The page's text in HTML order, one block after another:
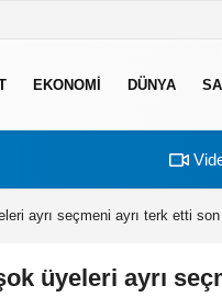
EKONOMI DÜNYA
ayrı seçmeni ayrı terk etti son
üyeleri ayrı